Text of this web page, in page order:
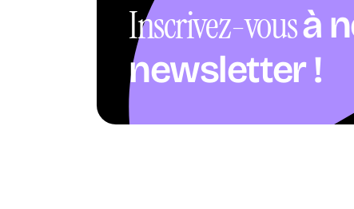
Inscrivez-vousà
newsletter !